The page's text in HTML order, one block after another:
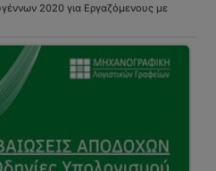
2020 για Εργαζόμενους με